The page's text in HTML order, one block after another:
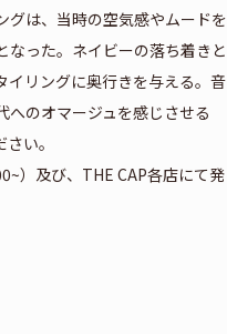
グは、当時の空気感やムードを
なった。ネイビーの落ち着きと
イリングに奥行きを与える。音
のオマージュを感じさせる
い。
）及び、THE CAP各店にて発